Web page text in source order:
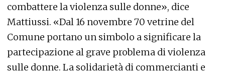
combattere la violenza sulle donne», dice
Mattiussi. «Dal 16 novembre 70 vetrine del
Comune portano un simbolo a significare la
partecipazione al grave problema di violenza
sulle donne. La solidarietà di commercianti e